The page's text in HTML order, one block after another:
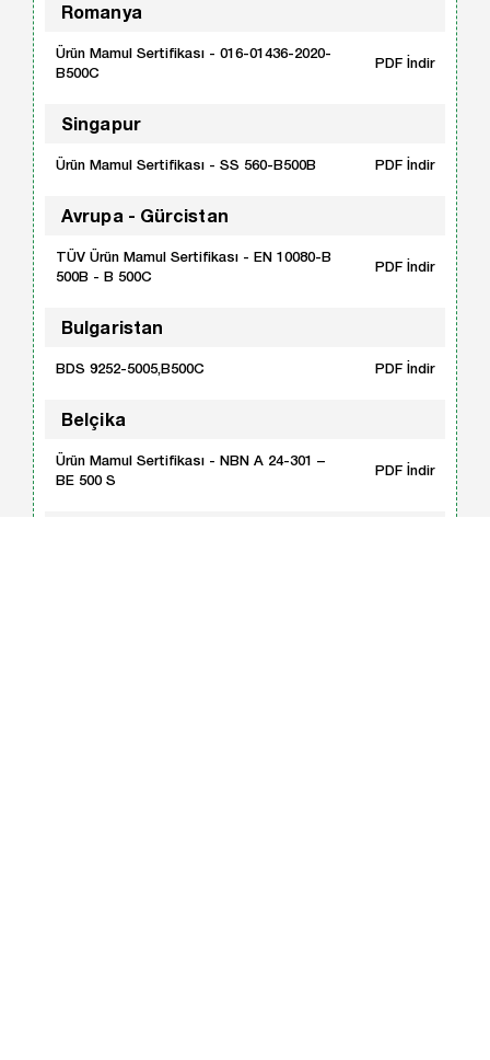
Romanya
Ürün Mamul Sertifikası - 016-01436-2020-
B500C
PDF İndir
Singapur
Ürün Mamul Sertifikası - SS 560-B500B PDF İndir
Avrupa - Gürcistan
TÜV Ürün Mamul Sertifikası - EN 10080-B
500B - B 500C
PDF İndir
Bulgaristan
BDS 9252-5005,B500C PDF İndir
Belçika
Ürün Mamul Sertifikası - NBN A 24-301 –
BE 500 S
PDF İndir